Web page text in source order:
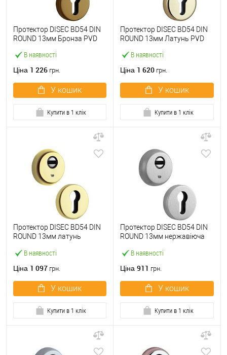
В наявності
Протектор DISEC BD54 DIN
ROUND 13мм Бронза PVD
Ціна 1 226 грн.
У кошик
Купити в 1 клік
В наявності
Протектор DISEC BD54 DIN
ROUND 13мм Латунь PVD
Ціна 1 620 грн.
У кошик
Купити в 1 клік
В наявності
Протектор DISEC BD54 DIN
ROUND 13мм латунь
Ціна 1 097 грн.
У кошик
Купити в 1 клік
В наявності
Протектор DISEC BD54 DIN
ROUND 13мм нержавіюча
Ціна 911 грн.
У кошик
Купити в 1 клік